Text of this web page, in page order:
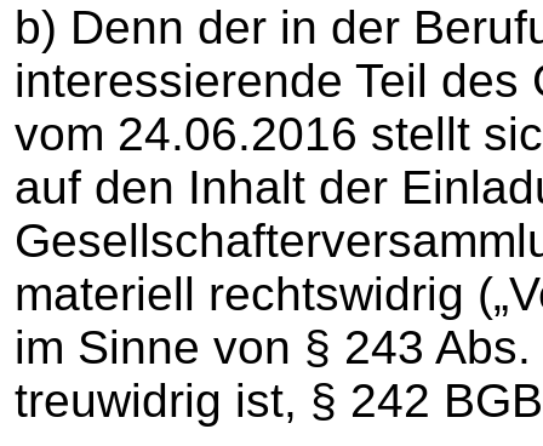
b) Denn der in der
interessierende Teil
vom 24.06.2016 stellt
auf den Inhalt der
materiell rechtswidrig
im Sinne von § 243
treuwidrig ist, § 242